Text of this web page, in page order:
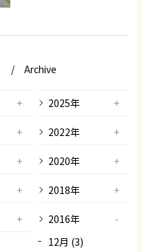
Archive
2025年
2022年
2020年
2018年
2016年
12月 (3)